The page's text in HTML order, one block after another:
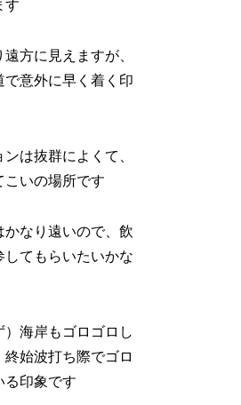
す
方に見えますが、
意外に早く着く印
は抜群によくて、
こいの場所です
かなり遠いので、飲
てもらいたいかな
海岸もゴロゴロし
始波打ち際でゴロ
る印象です